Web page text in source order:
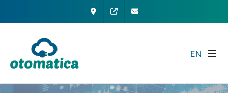
İletişim My Otomatica
EN